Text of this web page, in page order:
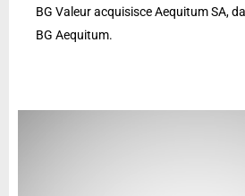
BG Valeur acquisisce Aequitum SA,
BG Aequitum.